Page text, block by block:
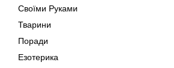
Своїми Руками
Тварини
Поради
Езотерика